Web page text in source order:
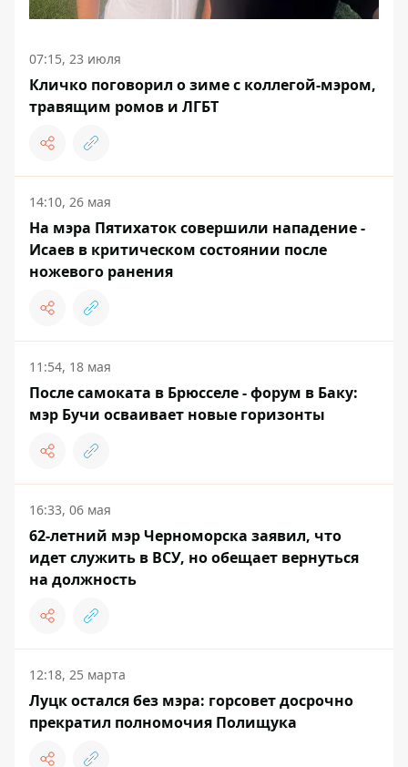
07:15, 23 июля
Кличко поговорил о зиме с коллегой-мэром,
травящим ромов и ЛГБТ
14:10, 26 мая
На мэра Пятихаток совершили нападение -
Исаев в критическом состоянии после
ножевого ранения
11:54, 18 мая
После самоката в Брюсселе - форум в Баку:
мэр Бучи осваивает новые горизонты
16:33, 06 мая
62-летний мэр Черноморска заявил, что
идет служить в ВСУ, но обещает вернуться
на должность
12:18, 25 марта
Луцк остался без мэра: горсовет досрочно
прекратил полномочия Полищука